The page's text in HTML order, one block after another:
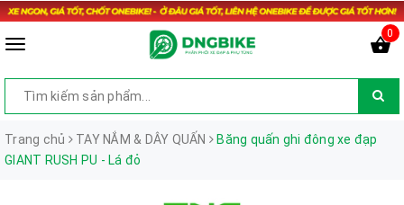
0
Trang chủ TAY NẮM & DÂY QUẤN
Băng quấn ghi đông xe đạp
GIANT RUSH PU - Lá đỏ